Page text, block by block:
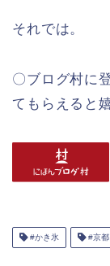
それでは。
〇ブログ村に
てもらえると
#かき氷 #京都